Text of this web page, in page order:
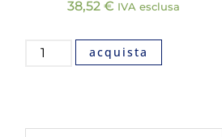
38,52€ IVA esclusa
acquista